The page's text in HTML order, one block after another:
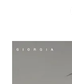
PLAYLIST